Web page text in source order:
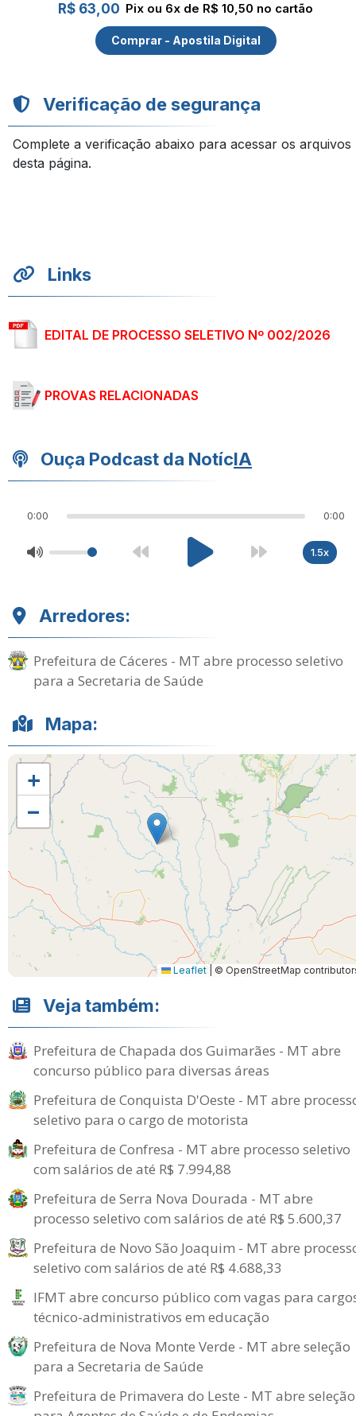
R$ 63,00 Pix ou 6x de R$ 10,50 no cartão
Comprar - Apostila Digital
Verificação de segurança
Complete a verificação abaixo para acessar os arquivos
desta página.
Links
EDITAL DE PROCESSO SELETIVO Nº 002/2026
PROVAS RELACIONADAS
Ouça Podcast da NotícIA
0:00 0:00
1.5x
Arredores:
Prefeitura de Cáceres - MT abre processo seletivo
para a Secretaria de Saúde
Mapa:
+
−
Leaflet © OpenStreetMap
Veja também:
Prefeitura de Chapada dos Guimarães - MT abre
concurso público para diversas áreas
Prefeitura de Conquista D'Oeste - MT abre
seletivo para o cargo de motorista
Prefeitura de Confresa - MT abre processo seletivo
com salários de até R$ 7.994,88
Prefeitura de Serra Nova Dourada - MT abre
processo seletivo com salários de até R$ 5.600,37
Prefeitura de Novo São Joaquim - MT abre
seletivo com salários de até R$ 4.688,33
IFMT abre concurso público com vagas para
técnico-administrativos em educação
Prefeitura de Nova Monte Verde - MT abre seleção
para a Secretaria de Saúde
Prefeitura de Primavera do Leste - MT abre seleção